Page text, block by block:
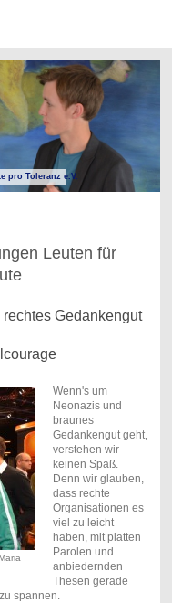
pro Toleranz e.V.
Leuten für
Gedankengut
Wenn's um
Neonazis und
braunes
Gedankengut geht,
verstehen wir
keinen Spaß.
Denn wir glauben,
dass rechte
Organisationen es
viel zu leicht
haben, mit platten
Parolen und
anbiedernden
Thesen gerade
spannen.